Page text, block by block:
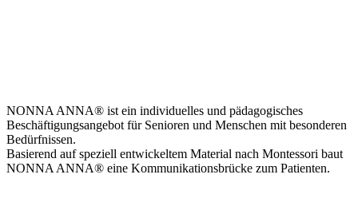
NONNA ANNA® ist ein individuelles und pädagogisches
Beschäftigungsangebot für Senioren und Menschen mit besonderen
Bedürfnissen.
Basierend auf speziell entwickeltem Material nach Montessori baut
NONNA ANNA® eine Kommunikationsbrücke zum Patienten.